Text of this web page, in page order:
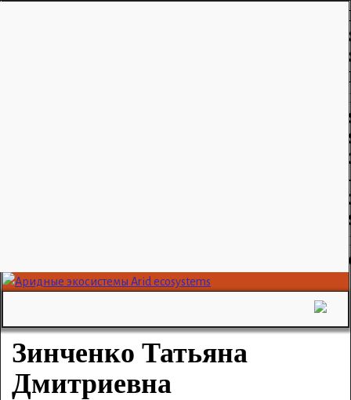
Зинченко Татьяна
Дмитриевна